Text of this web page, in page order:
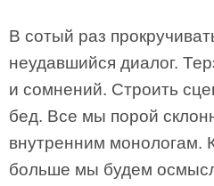
В сотый раз
неудавшийся диалог.
и сомнений. Строить
бед. Все мы порой
внутренним монологам.
больше мы будем